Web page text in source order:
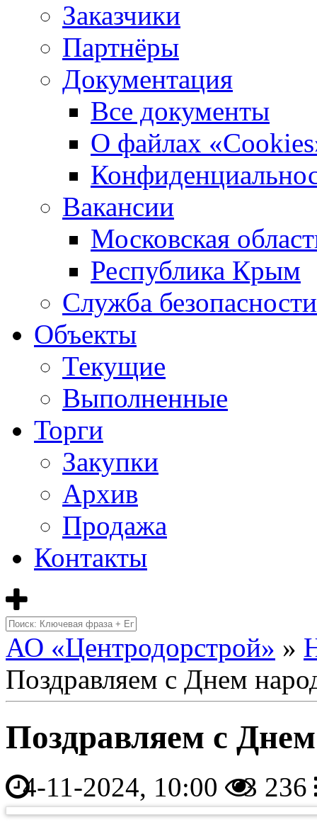
Заказчики
Партнёры
Документация
Все документы
О файлах
Вакансии
Московская
Республика Крым
Служба безопасности
Объекты
Текущие
Выполненные
Торги
Закупки
Архив
Продажа
Контакты
АО «Центродорстрой» »
Поздравляем с Днем
Поздравляем с
4-11-2024, 10:00 3 236